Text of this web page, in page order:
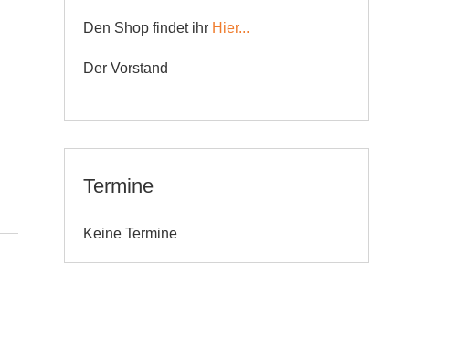
Den Shop findet ihr Hier...
Der Vorstand
Termine
Keine Termine